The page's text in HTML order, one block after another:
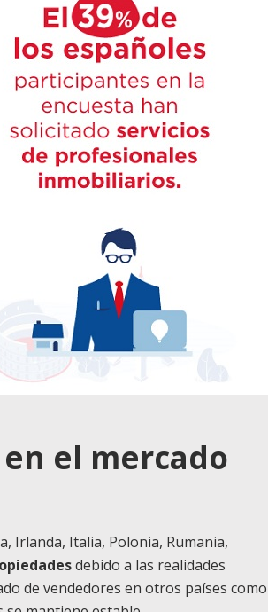
en el mercado
Irlanda, Italia, Polonia, Rumania,
debido a las realidades
de vendedores en otros países como